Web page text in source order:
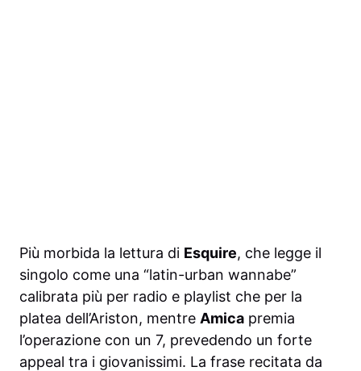
Più morbida la lettura di Esquire, che legge il
singolo come una “latin-urban wannabe”
calibrata più per radio e playlist che per la
platea dell’Ariston, mentre Amica premia
l’operazione con un 7, prevedendo un forte
appeal tra i giovanissimi. La frase recitata da